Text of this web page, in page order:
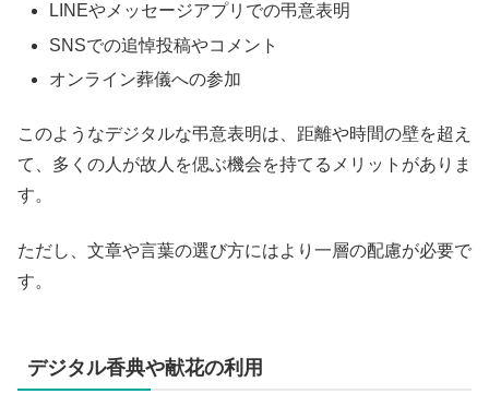
LINEやメッセージアプリでの弔意表明
SNSでの追悼投稿やコメント
オンライン葬儀への参加
このようなデジタルな弔意表明は、距離や時間の壁を超え
て、多くの人が故人を偲ぶ機会を持てるメリットがありま
す。
ただし、文章や言葉の選び方にはより一層の配慮が必要で
す。
デジタル香典や献花の利用